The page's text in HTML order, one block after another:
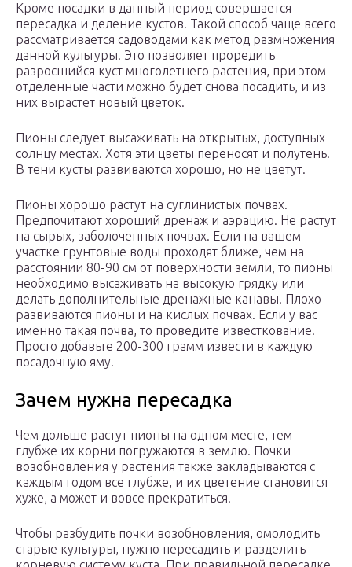
Кроме посадки в данный период совершается
пересадка и деление кустов. Такой способ чаще всего
рассматривается садоводами как метод размножения
данной культуры. Это позволяет проредить
разросшийся куст многолетнего растения, при этом
отделенные части можно будет снова посадить, и из
них вырастет новый цветок.
Пионы следует высаживать на открытых, доступных
солнцу местах. Хотя эти цветы переносят и полутень.
В тени кусты развиваются хорошо, но не цветут.
Пионы хорошо растут на суглинистых почвах.
Предпочитают хороший дренаж и аэрацию. Не растут
на сырых, заболоченных почвах. Если на вашем
участке грунтовые воды проходят ближе, чем на
расстоянии 80-90 см от поверхности земли, то пионы
необходимо высаживать на высокую грядку или
делать дополнительные дренажные канавы. Плохо
развиваются пионы и на кислых почвах. Если у вас
именно такая почва, то проведите известкование.
Просто добавьте 200-300 грамм извести в каждую
посадочную яму.
Зачем нужна пересадка
Чем дольше растут пионы на одном месте, тем
глубже их корни погружаются в землю. Почки
возобновления у растения также закладываются с
каждым годом все глубже, и их цветение становится
хуже, а может и вовсе прекратиться.
Чтобы разбудить почки возобновления, омолодить
старые культуры, нужно пересадить и разделить